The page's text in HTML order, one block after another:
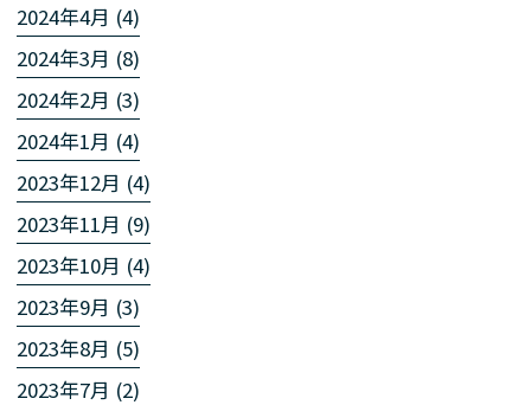
2024年4月 (4)
2024年3月 (8)
2024年2月 (3)
2024年1月 (4)
2023年12月 (4)
2023年11月 (9)
2023年10月 (4)
2023年9月 (3)
2023年8月 (5)
2023年7月 (2)